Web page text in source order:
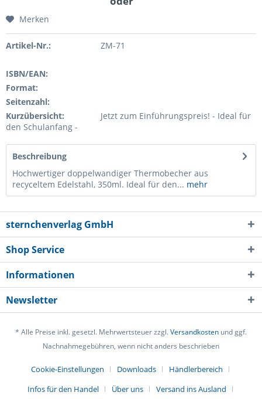
Merken
Artikel-Nr.: ZM-71
ISBN/EAN:
Format:
Seitenzahl:
Kurzübersicht:
Jetzt zum Einführungspreis! - Ideal für
den Schulanfang -
Beschreibung
Hochwertiger doppelwandiger Thermobecher aus
recyceltem Edelstahl, 350ml. Ideal für den... mehr
sternchenverlag GmbH
Shop Service
Informationen
Newsletter
* Alle Preise inkl. gesetzl. Mehrwertsteuer zzgl.Versandkosten und ggf.
Nachnahmegebühren, wenn nicht anders beschrieben
Cookie-Einstellungen Downloads
Händlerbereich
Infos für den Handel
Über uns Versand ins Ausland